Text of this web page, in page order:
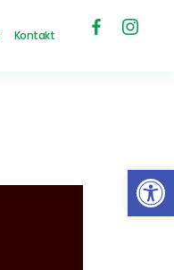
Kontakt